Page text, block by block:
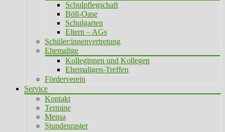
Schulpflegschaft
Böll-Oase
Schulgarten
Eltern – AGs
Schüler:innenvertretung
Ehemalige
Kolleginnen und Kollegen
Ehemaligen-Treffen
Förderverein
Service
Kontakt
Termine
Mensa
Stundenraster